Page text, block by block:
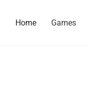
Home Games